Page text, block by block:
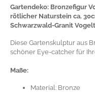
Gartendeko: Bronzefigur
rötlicher Naturstein ca.
Schwarzwald-Granit
Diese Gartenskulptur aus
schöner Eye-catcher für
Maße:
Material: Bronze